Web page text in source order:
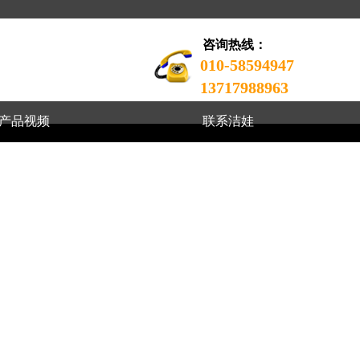
咨询热线：
010-58594947
13717988963
品视频 联系洁娃